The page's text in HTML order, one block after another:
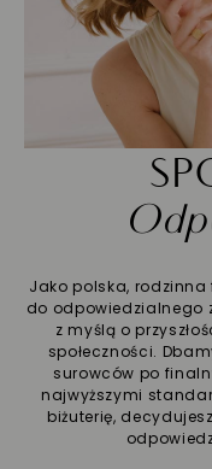
Jako polska,
do odpowiedzialnego
z myślą o
społeczności.
surowców po
najwyższymi
biżuterię,